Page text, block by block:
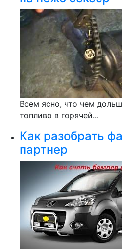
Всем ясно, что чем
топливо в горячей...
Как разобрать
партнер